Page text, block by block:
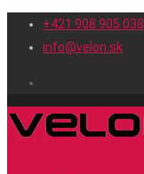
+421 908 905 038
info@velon.sk